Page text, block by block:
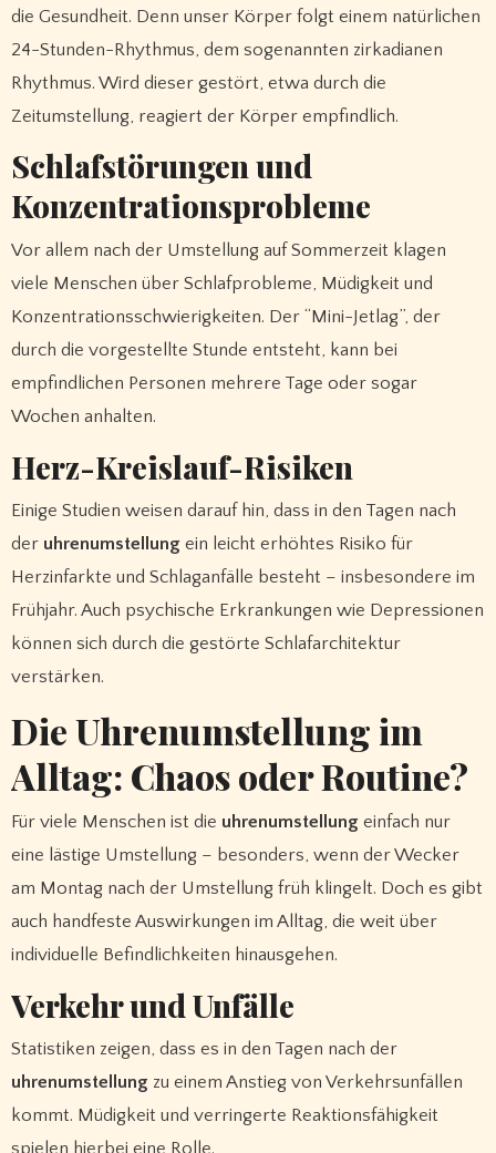
die Gesundheit. Denn unser Körper folgt einem natürlichen
24-Stunden-Rhythmus, dem sogenannten zirkadianen
Rhythmus. Wird dieser gestört, etwa durch die
Zeitumstellung, reagiert der Körper empfindlich.
Schlafstörungen und
Konzentrationsprobleme
Vor allem nach der Umstellung auf Sommerzeit klagen
viele Menschen über Schlafprobleme, Müdigkeit und
Konzentrationsschwierigkeiten. Der “Mini-Jetlag”, der
durch die vorgestellte Stunde entsteht, kann bei
empfindlichen Personen mehrere Tage oder sogar
Wochen anhalten.
Herz-Kreislauf-Risiken
Einige Studien weisen darauf hin, dass in den Tagen nach
der uhrenumstellung ein leicht erhöhtes Risiko für
Herzinfarkte und Schlaganfälle besteht – insbesondere im
Frühjahr. Auch psychische Erkrankungen wie Depressionen
können sich durch die gestörte Schlafarchitektur
verstärken.
Die Uhrenumstellung im
Alltag: Chaos oder Routine?
Für viele Menschen ist die uhrenumstellung einfach nur
eine lästige Umstellung – besonders, wenn der Wecker
am Montag nach der Umstellung früh klingelt. Doch es gibt
auch handfeste Auswirkungen im Alltag, die weit über
individuelle Befindlichkeiten hinausgehen.
Verkehr und Unfälle
Statistiken zeigen, dass es in den Tagen nach der
uhrenumstellung zu einem Anstieg von Verkehrsunfällen
kommt. Müdigkeit und verringerte Reaktionsfähigkeit
spielen hierbei eine Rolle.